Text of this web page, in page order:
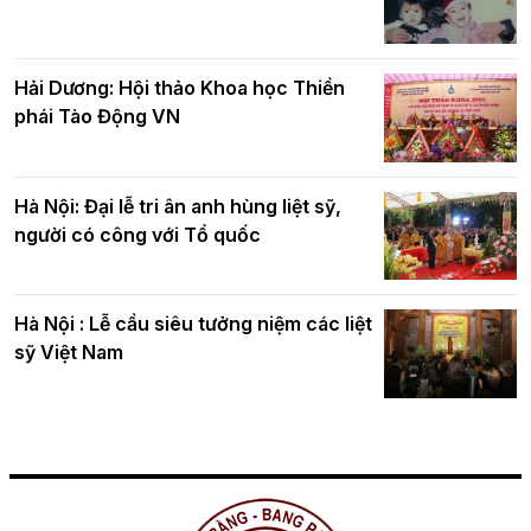
Hải Dương: Hội thảo Khoa học Thiền
phái Tào Động VN
Hà Nội: Đại lễ tri ân anh hùng liệt sỹ,
người có công với Tổ quốc
Hà Nội : Lễ cầu siêu tưởng niệm các liệt
sỹ Việt Nam